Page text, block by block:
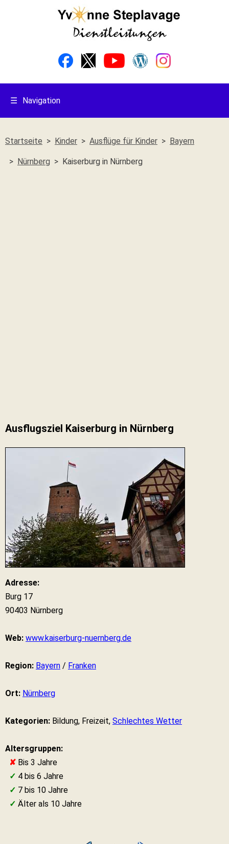
☰ Navigation
Startseite Kinder Ausflüge für Kinder Bayern
Nürnberg Kaiserburg in Nürnberg
Ausflugsziel Kaiserburg in Nürnberg
Adresse:
Burg 17
90403 Nürnberg
Web: www.kaiserburg-nuernberg.de
Region: Bayern / Franken
Ort: Nürnberg
Kategorien: Bildung, Freizeit, Schlechtes Wetter
Altersgruppen:
✘ Bis 3 Jahre
✓ 4 bis 6 Jahre
✓ 7 bis 10 Jahre
✓ Älter als 10 Jahre